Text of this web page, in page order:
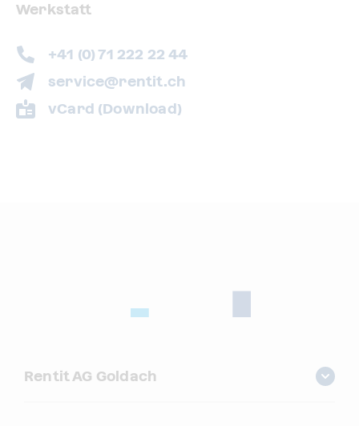
Werkstatt
+41 (0) 71 222 22 44
service@rentit.ch
vCard (Download)
Rentit AG Goldach